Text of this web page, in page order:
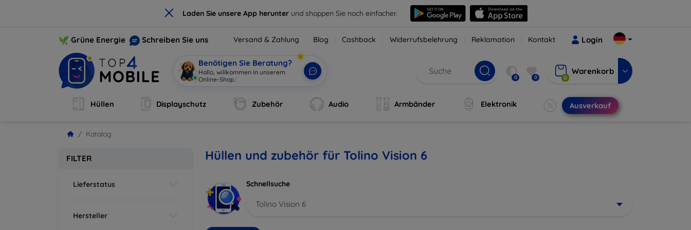
× Laden Sie unsere App herunter und shoppen Sie noch einfacher.
Grüne Energie Schreiben Sie uns Versand & Zahlung Blog Cashback Widerrufsbelehrung Reklamation Kontakt Login
Benötigen Sie Beratung?
Hallo, willkommen in unserem
Online-Shop.
0 0 0
Warenkorb
Hüllen Displayschutz Zubehör Audio Armbänder Elektronik Ausverkauf
Katalog
FILTER
Lieferstatus
Hersteller
Hüllen und zubehör für Tolino Vision 6
Schnellsuche
Tolino Vision 6